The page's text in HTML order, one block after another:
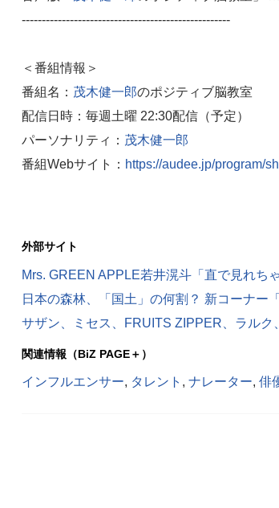
----------------------------------------------------
＜番組情報＞
番組名： 茂木健一郎のポジティブ脳教室
配信日時：毎週土曜 22:30配信（予定）
パーソナリティ： 茂木健一郎
番組Webサイト： https://audee.jp/program/
外部サイト
日本の森林、「国土」の何割？ 新コーナー
関連情報（BiZ PAGE＋）
インフルエンサー, タレント , ナレーター, 俳